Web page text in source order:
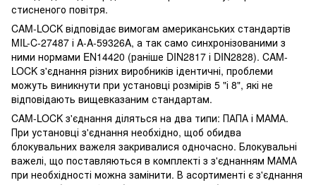
стисненого повітря.
CAM-LOCK відповідає вимогам американських стандартів
MIL-C-27487 і A-A-59326A, а так само синхронізованими з
ними нормами EN14420 (раніше DIN2817 і DIN2828). CAM-
LOCK з'єднання різних виробників ідентичні, проблеми
можуть виникнути при установці розмірів 5 "і 8", які не
відповідають вищевказаним стандартам.
CAM-LOCK з'єднання діляться на два типи: ПАПА і МАМА.
При установці з'єднання необхідно, щоб обидва
блокувальних важеля закривалися одночасно. Блокувальні
важелі, що поставляються в комплекті з з'єднанням МАМА
при необхідності можна замінити. В асортименті є з'єднання